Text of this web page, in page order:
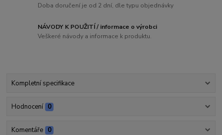
Doba doručení je od 2 dní, dle typu objednávky
NÁVODY K POUŽITÍ / informace o výrobci
Veškeré návody a informace k produktu.
Kompletní specifikace
Hodnocení 0
Komentáře 0